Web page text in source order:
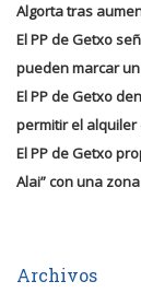
Algorta tras
El PP de Getxo
pueden marcar
El PP de Getxo
permitir el
El PP de Getxo
Alai” con una
Archivos